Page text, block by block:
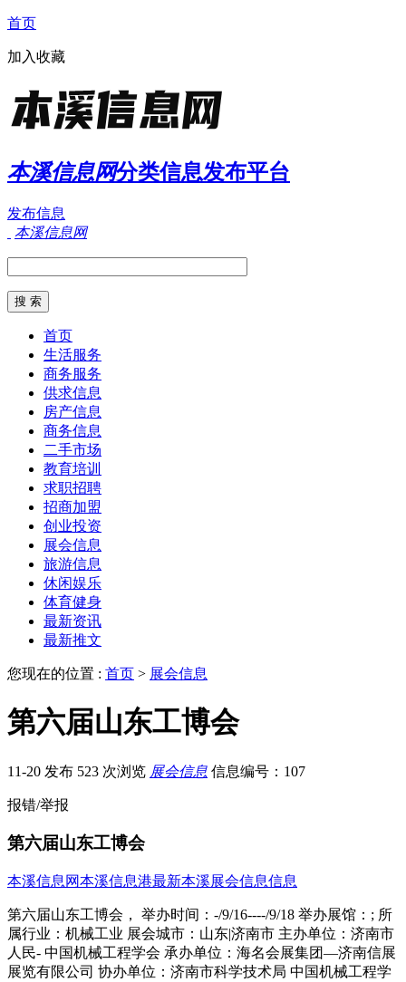
首页
加入收藏
本溪信息网分类信息发布平台
发布信息
本溪信息网
首页
生活服务
商务服务
供求信息
房产信息
商务信息
二手市场
教育培训
求职招聘
招商加盟
创业投资
展会信息
旅游信息
休闲娱乐
体育健身
最新资讯
最新推文
您现在的位置 : 首页 > 展会信息
第六届山东工博会
11-20 发布 523 次浏览 展会信息 信息编号：107
报错/举报
第六届山东工博会
本溪信息网本溪信息港最新本溪展会信息信息
第六届山东工博会， 举办时间：-/9/16----/9/18 举办展馆：; 所
属行业：机械工业 展会城市：山东|济南市 主办单位：济南市
人民- 中国机械工程学会 承办单位：海名会展集团—济南信展
展览有限公司 协办单位：济南市科学技术局 中国机械工程学